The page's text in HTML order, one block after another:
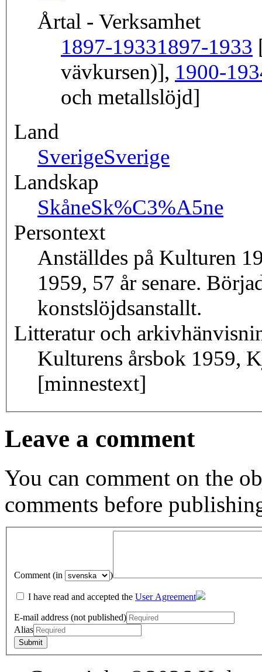
Årtal - Verksamhet
1897-19331897-1933
vävkursen)], 1900-
och metallslöjd]
Land
SverigeSverige
Landskap
SkåneSk%C3%A5ne
Persontext
Anställdes på Kulturen
1959, 57 år senare.
konstslöjdsanstallt.
Litteratur och
Kulturens årsbok 1959,
[minnestext]
Leave a comment
You can comment on the
comments before
Comment (in )
I have read and accepted the User Agreement
E-mail address (not published)
Alias